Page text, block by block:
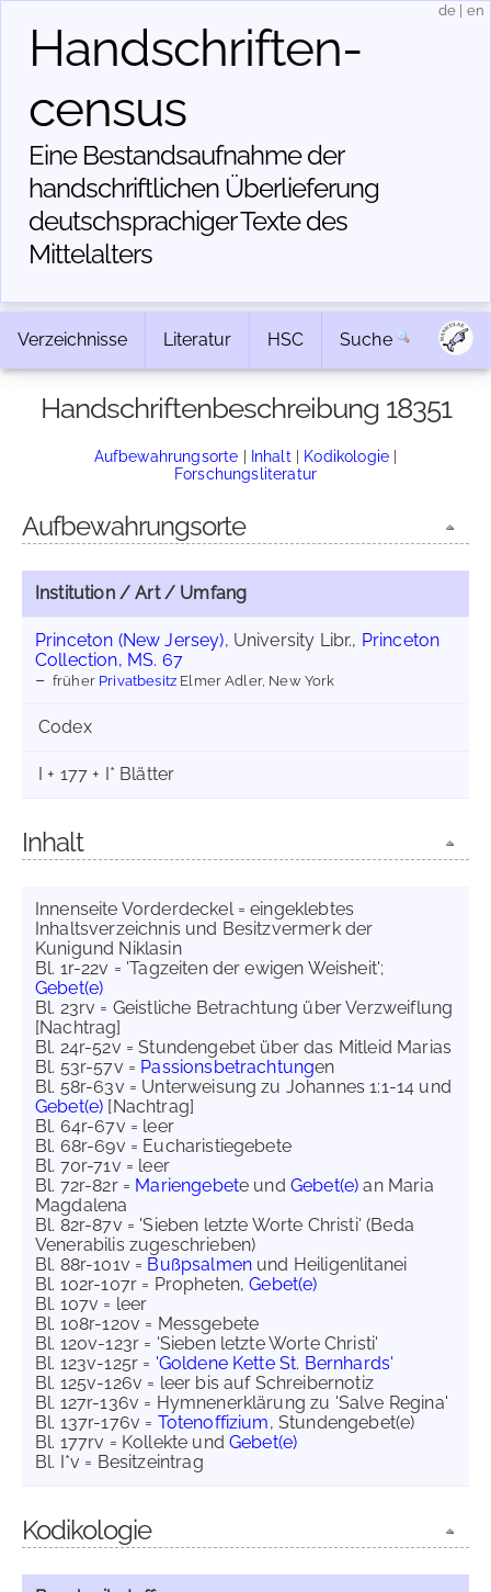
Handschriften­
census
Eine Bestandsaufnahme der
handschriftlichen Über­lieferung
deutschsprachiger Texte des
Mittelalters
de en
Verzeichnisse Literatur HSC Suche
Handschriftenbeschreibung 18351
Aufbewahrungsorte | Inhalt | Kodikologie |
Forschungsliteratur
Aufbewahrungsorte
Institution / Art / Umfang
Princeton (New Jersey), University Libr., Princeton
Collection, MS. 67
früher Privatbesitz Elmer Adler, New York
Codex
I + 177 + I* Blätter
Inhalt
Innenseite Vorderdeckel = eingeklebtes
Inhaltsverzeichnis und Besitzvermerk der
Kunigund Niklasin
Bl. 1r-22v = 'Tagzeiten der ewigen Weisheit';
Gebet(e)
Bl. 23rv = Geistliche Betrachtung über Verzweiflung
[Nachtrag]
Bl. 24r-52v = Stundengebet über das Mitleid Marias
Bl. 53r-57v = Passionsbetrachtungen
Bl. 58r-63v = Unterweisung zu Johannes 1:1-14 und
Gebet(e) [Nachtrag]
Bl. 64r-67v = leer
Bl. 68r-69v = Eucharistiegebete
Bl. 70r-71v = leer
Bl. 72r-82r = Mariengebete und Gebet(e) an Maria
Magdalena
Bl. 82r-87v = 'Sieben letzte Worte Christi' (Beda
Venerabilis zugeschrieben)
Bl. 88r-101v = Bußpsalmen und Heiligenlitanei
Bl. 102r-107r = Propheten,Gebet(e)
Bl. 107v = leer
Bl. 108r-120v = Messgebete
Bl. 120v-123r = 'Sieben letzte Worte Christi'
Bl. 123v-125r = 'Goldene Kette St. Bernhards'
Bl. 125v-126v = leer bis auf Schreibernotiz
Bl. 127r-136v = Hymnenerklärung zu 'Salve Regina'
Bl. 137r-176v = Totenoffizium, Stundengebet(e)
Bl. 177rv = Kollekte und Gebet(e)
Bl. I*v = Besitzeintrag
Kodikologie